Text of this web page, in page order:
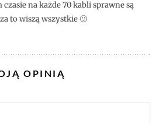
czasie na każde 70 kabli sprawne są
to wiszą wszystkie 🙂
OPINIĄ